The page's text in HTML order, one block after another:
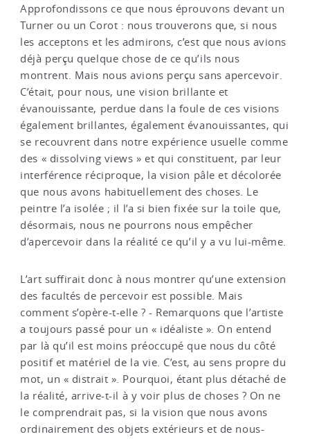
Approfondissons ce que nous éprouvons devant un
Turner ou un Corot : nous trouverons que, si nous
les acceptons et les admirons, c’est que nous avions
déjà perçu quelque chose de ce qu’ils nous
montrent. Mais nous avions perçu sans apercevoir.
C’était, pour nous, une vision brillante et
évanouissante, perdue dans la foule de ces visions
également brillantes, égale­ment évanouissantes, qui
se recouvrent dans notre expérience usuelle comme
des « dissolving views » et qui constituent, par leur
interférence réciproque, la vision pâle et décolorée
que nous avons habituellement des choses. Le
peintre l’a isolée ; il l’a si bien fixée sur la toile que,
désormais, nous ne pourrons nous empêcher
d’apercevoir dans la réalité ce qu’il y a vu lui-même.
L’art suffirait donc à nous montrer qu’une extension
des facultés de perce­voir est possible. Mais
comment s’opère-t-elle ? - Remarquons que l’artiste
a toujours passé pour un « idéaliste ». On entend
par là qu’il est moins préoc­cupé que nous du côté
positif et matériel de la vie. C’est, au sens propre du
mot, un « distrait ». Pourquoi, étant plus détaché de
la réalité, arrive-t-il à y voir plus de choses ? On ne
le comprendrait pas, si la vision que nous avons
ordinairement des objets extérieurs et de nous-